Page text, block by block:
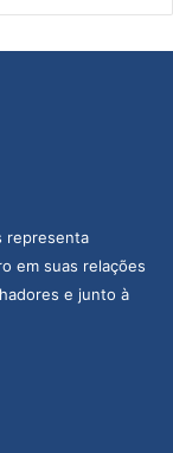
representa
em suas relações
e junto à